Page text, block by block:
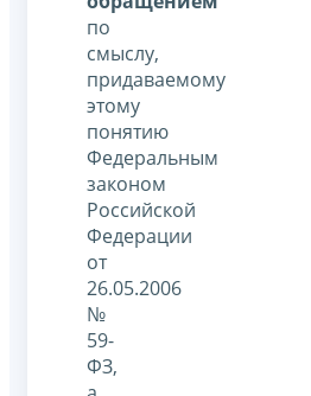
по
смыслу,
придаваемому
этому
понятию
Федеральным
законом
Российской
Федерации
от
26.05.2006
№
59-
ФЗ,